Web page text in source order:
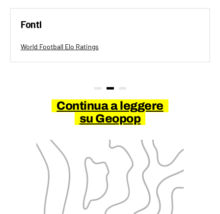
Fonti
World Football Elo Ratings
Continua a leggere
su Geopop